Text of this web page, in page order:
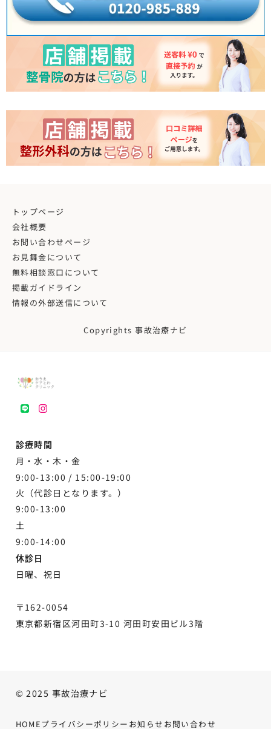
トップページ
会社概要
お問い合わせページ
お見舞金について
無料相談窓口について
掲載ガイドライン
情報の外部送信について
Copyrights 事故治療ナビ
LINEinstagram
診療時間
月・水・木・金
9:00-13:00 / 15:00-19:00
火（代診日となります。）
9:00-13:00
土
9:00-14:00
休診日
日曜、祝日
〒162-0054
東京都新宿区河田町3-10 河田町安田ビル3階
© 2025 事故治療ナビ
HOMEプライバシーポリシー お知らせ お問い合わせ